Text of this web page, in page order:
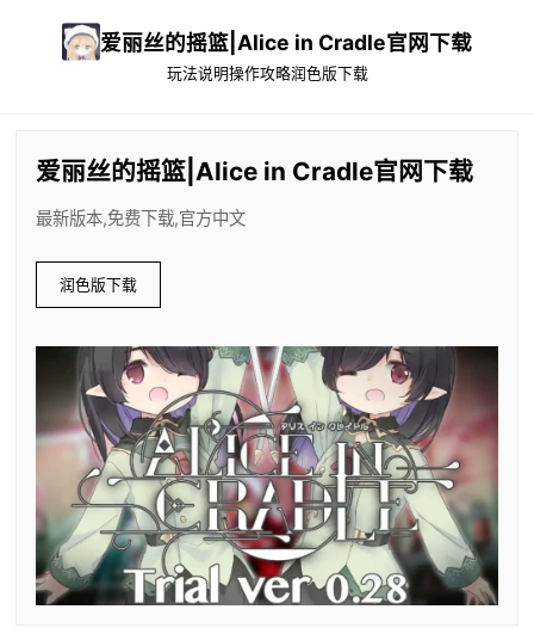
爱丽丝的摇篮|Alice in Cradle官网下载
玩法说明操作攻略润色版下载
爱丽丝的摇篮|Alice in Cradle官网下载
最新版本,免费下载,官方中文
润色版下载